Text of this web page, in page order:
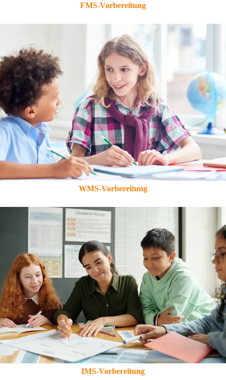
FMS-Vorbereitung
WMS-Vorbereitung
IMS-Vorbereitung